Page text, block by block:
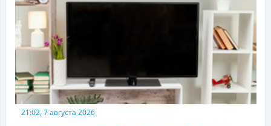
21:02, 7 августа 2026